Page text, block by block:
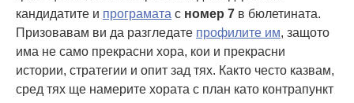
кандидатите и програмата с номер 7 в бюлетината.
Призовавам ви да разгледате профилите им, защото
има не само прекрасни хора, кои и прекрасни
истории, стратегии и опит зад тях. Както често казвам,
сред тях ще намерите хората с план като контрапункт